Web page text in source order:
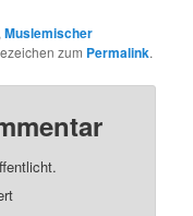
,Muslemischer
zum Permalink.